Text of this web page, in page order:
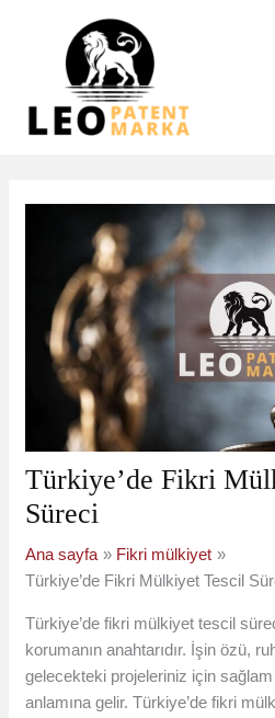
Türkiye’de Fikri
Süreci
Ana sayfa
Fikri mülkiyet
Türkiye’de Fikri Mülkiyet Tescil
Türkiye’de fikri mülkiyet tescil
korumanın anahtarıdır. İşin özü,
gelecekteki projeleriniz için
anlamına gelir. Türkiye’de fikri